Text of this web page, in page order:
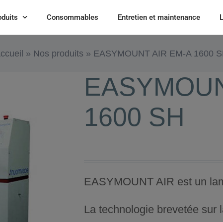
Consommables Entretien et maintenance
» Nos produits » EASYMOUNT AIR EM-A 1600
1600 SH
EASYMOUNT AIR est un
La technologie brevetée sur